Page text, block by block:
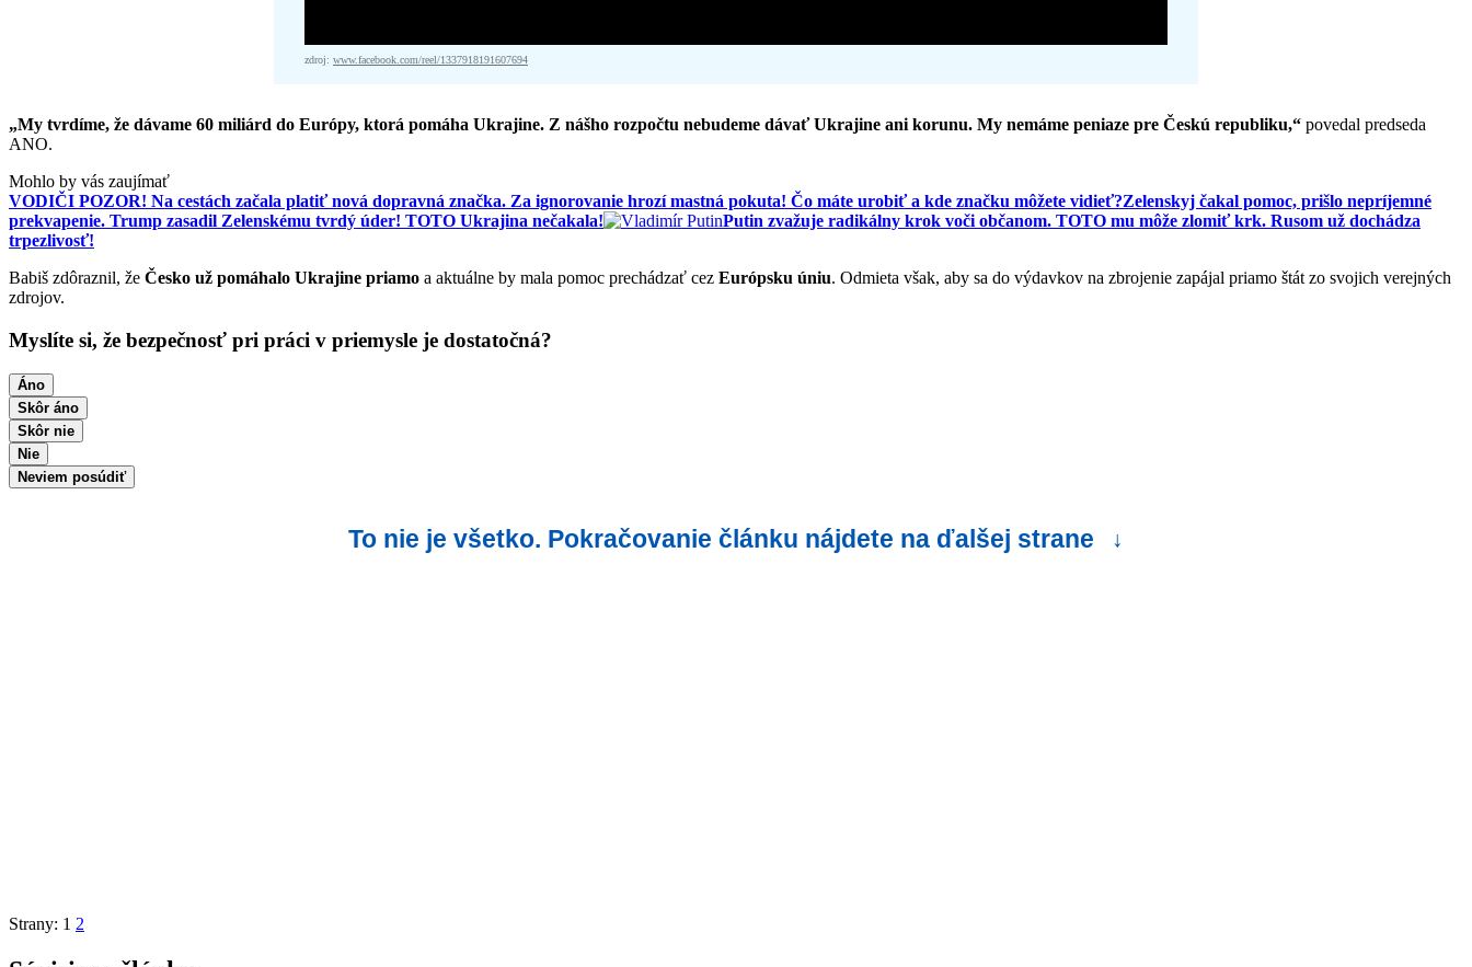
zdroj: www.facebook.com/reel/1337918191607694
„My tvrdíme, že dávame 60 miliárd do Európy, ktorá pomáha Ukrajine. Z nášho rozpočtu nebudeme dávať Ukrajine ani korunu. My nemáme peniaze pre Českú republiku,“ povedal predseda
ANO.
Mohlo by vás zaujímať
VODIČI POZOR! Na cestách začala platiť nová dopravná značka. Za ignorovanie hrozí mastná pokuta! Čo máte urobiť a kde značku môžete vidieť?Zelenskyj čakal pomoc, prišlo nepríjemné
prekvapenie. Trump zasadil Zelenskému tvrdý úder! TOTO Ukrajina nečakala!
Putin zvažuje radikálny krok voči občanom. TOTO mu môže zlomiť krk. Rusom už dochádza
trpezlivosť!
Babiš zdôraznil, že Česko už pomáhalo Ukrajine priamo a aktuálne by mala pomoc prechádzať cez Európsku úniu. Odmieta však, aby sa do výdavkov na zbrojenie zapájal priamo štát zo svojich verejných
zdrojov.
Myslíte si, že bezpečnosť pri práci v priemysle je dostatočná?
Áno
Skôr áno
Skôr nie
Nie
Neviem posúdiť
To nie je všetko. Pokračovanie článku nájdete na ďalšej strane ↓
Strany: 1 2